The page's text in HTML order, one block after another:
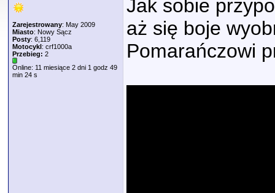
Zarejestrowany: May 2009
Miasto: Nowy Sącz
Posty: 6,119
Motocykl: crf1000a
Przebieg: 2
Online: 11 miesiące 2 dni 1 godz 49
min 24 s
Jak sobie
aż się boje
Pomarańczowi